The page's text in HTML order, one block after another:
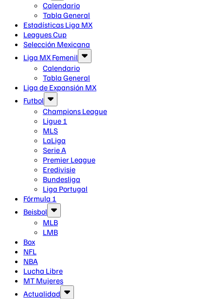
Calendario
Tabla General
Estadísticas Liga MX
Leagues Cup
Selección Mexicana
Liga MX Femenil
Calendario
Tabla General
Liga de Expansión MX
Futbol
Champions League
Ligue 1
MLS
LaLiga
Serie A
Premier League
Eredivisie
Bundesliga
Liga Portugal
Fórmula 1
Beisbol
MLB
LMB
Box
NFL
NBA
Lucha Libre
MT Mujeres
Actualidad